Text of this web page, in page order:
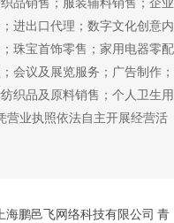
进出口代理；数字文化创意内
珠宝首饰零售；家用电器零配
会议及展览服务；广告制作；
织品及原料销售；个人卫生用
营业执照依法自主开展经营活
上海鹏邑飞网络科技有限公司 青